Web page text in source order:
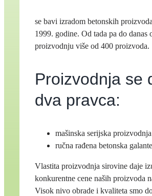
se bavi izradom betonskih
1999. godine. Od tada pa do danas
proizvodnju više od 400 proizvoda.
Proizvodnja se
dva pravca:
mašinska serijska
ručna rađena betonska
Vlastita proizvodnja sirovine daje
konkurentne cene naših proizvoda
Visok nivo obrade i kvaliteta smo